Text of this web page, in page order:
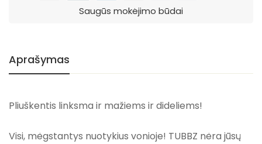
Saugūs mokėjimo būdai
Aprašymas
Pliuškentis linksma ir mažiems ir dideliems!
Visi, mėgstantys nuotykius vonioje! TUBBZ nėra jūsų